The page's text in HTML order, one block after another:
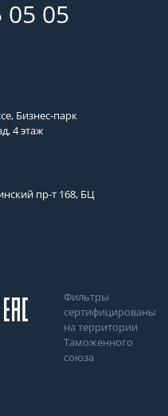
05 05
Бизнес-парк
4 этаж
пр-т 168, БЦ
Фильтры
сертифицированы
на территории
Таможенного
союза